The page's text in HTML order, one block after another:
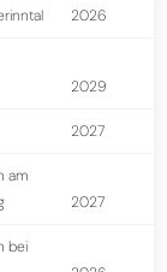
2026
2029
2027
am
2027
bei